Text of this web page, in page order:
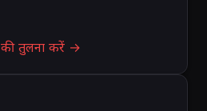
तुलना करें →